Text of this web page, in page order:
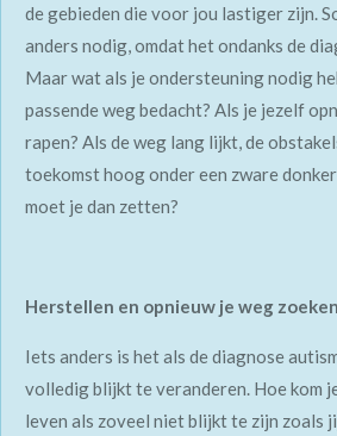
de gebieden die voor jou lastiger zijn.
anders nodig, omdat het ondanks de
Maar wat als je ondersteuning nodig
passende weg bedacht? Als je jezelf
rapen? Als de weg lang lijkt, de
toekomst hoog onder een zware
moet je dan zetten?
Herstellen en opnieuw je weg zoeken
Iets anders is het als de diagnose
volledig blijkt te veranderen. Hoe kom
leven als zoveel niet blijkt te zijn zoals